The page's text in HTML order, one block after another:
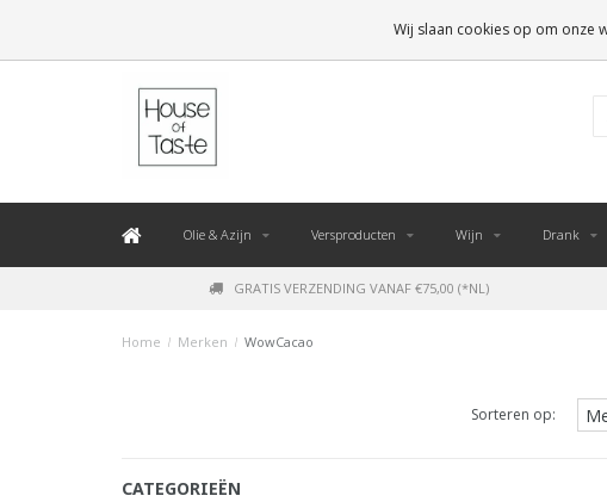
Olie & Azijn Versproducten Wijn Drank
GRATIS VERZENDING VANAF €75,00 (*NL)
Home / Merken / WowCacao
Sorteren op:
CATEGORIEËN
Wij slaan cookies op om onze